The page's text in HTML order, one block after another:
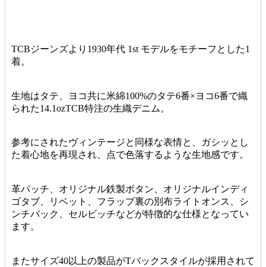
TCBジーンズより1930年代 1st モデルをモチーフとした1
着。
生地はタテ、ヨコ共に米綿100%のタテ6番×ヨコ6番で織
られた14.1ozTCB特注の生織デニム。
参考にされたヴィンテージと同様な表情と、ガシッとし
た着心地を再現され、点で色落するような生地感です。
革パッチ、オリジナル鉄製ボタン、オリジナルインディ
ゴタブ、リベット、フラップ裏の別布ライトオンス、シ
ンチバック、セルビッチなどが特徴的な仕様となってい
ます。
またサイズ40以上の製品がTバックスタイルが採用されて